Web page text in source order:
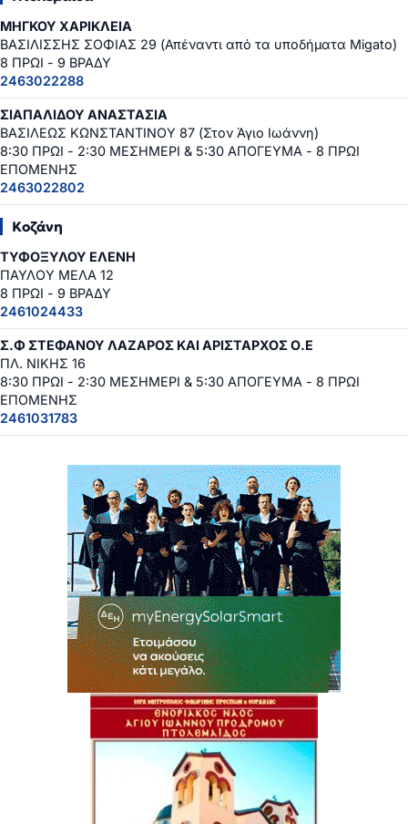
ΜΗΓΚΟΥ ΧΑΡΙΚΛΕΙΑ
ΒΑΣΙΛΙΣΣΗΣ ΣΟΦΙΑΣ 29 (Απέναντι από τα υποδήματα Migato)
8 ΠΡΩΙ - 9 ΒΡΑΔΥ
2463022288
ΣΙΑΠΑΛΙΔΟΥ ΑΝΑΣΤΑΣΙΑ
ΒΑΣΙΛΕΩΣ ΚΩΝΣΤΑΝΤΙΝΟΥ 87 (Στον Άγιο Ιωάννη)
8:30 ΠΡΩΙ - 2:30 ΜΕΣΗΜΕΡΙ & 5:30 ΑΠΟΓΕΥΜΑ - 8 ΠΡΩΙ
ΕΠΟΜΕΝΗΣ
2463022802
Κοζάνη
ΤΥΦΟΞΥΛΟΥ ΕΛΕΝΗ
ΠΑΥΛΟΥ ΜΕΛΑ 12
8 ΠΡΩΙ - 9 ΒΡΑΔΥ
2461024433
Σ.Φ ΣΤΕΦΑΝΟΥ ΛΑΖΑΡΟΣ ΚΑΙ ΑΡΙΣΤΑΡΧΟΣ Ο.Ε
ΠΛ. ΝΙΚΗΣ 16
8:30 ΠΡΩΙ - 2:30 ΜΕΣΗΜΕΡΙ & 5:30 ΑΠΟΓΕΥΜΑ - 8 ΠΡΩΙ
ΕΠΟΜΕΝΗΣ
2461031783